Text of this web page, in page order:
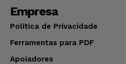
Empresa
Política de Privacidade
Ferramentas para PDF
Apoiadores